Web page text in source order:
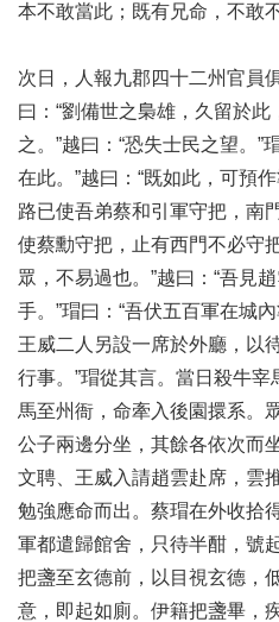
本不敢當此；既有兄命，不敢
次日，人報九郡四十二州官員
曰：“劉備世之梟雄，久留於
之。”越曰：“恐失士民之望。”
在此。”越曰：“既如此，可預
路已使吾弟蔡和引軍守把，南
使蔡勳守把，止有西門不必守
眾，不易過也。”越曰：“吾見
手。”瑁曰：“吾伏五百軍在城內
王威二人另設一席於外廳，以
行事。”瑁從其言。當日殺牛
馬至州衙，命牽入後園擐系。
公子兩邊分坐，其餘各依次而
文聘、王威入請趙雲赴席，雲
勉強應命而出。蔡瑁在外收拾
軍都遣歸館舍，只待半酣，號
把盞至玄德前，以目視玄德，
意，即起如廁。伊籍把盞畢，